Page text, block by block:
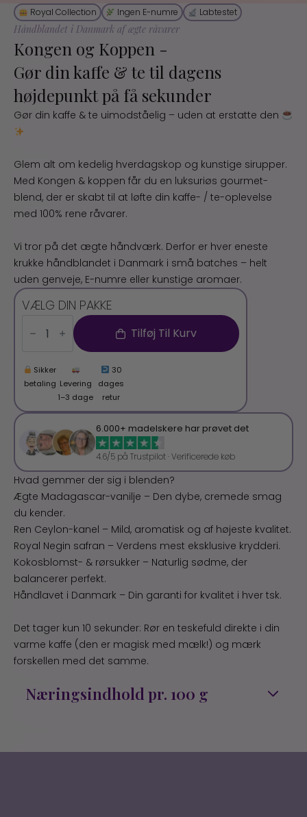
Royal Collection Ingen E-numre Labtestet
Håndblandet i Danmark af ægte råvarer
Kongen og Koppen -
Gør din kaffe & te til dagens
højdepunkt på få sekunder
Gør din kaffe & te uimodståelig – uden at erstatte den
Glem alt om kedelig hverdagskop og kunstige sirupper.
Med Kongen & koppen får du en luksuriøs gourmet-
blend, der er skabt til at løfte din kaffe- / te-oplevelse
med 100% rene råvarer.
Vi tror på det ægte håndværk. Derfor er hver eneste
krukke håndblandet i Danmark i små batches – helt
uden genveje, E-numre eller kunstige aromaer.
VÆLG DIN PAKKE
(hjemmelevering)
antal
Tilføj Til Kurv
Sikker
betaling Levering
1–3 dage
30
dages
retur
6.000+ madelskere har prøvet det
4.6/5 på Trustpilot · Verificerede køb
Hvad gemmer der sig i blenden?
Ægte Madagascar-vanilje – Den dybe, cremede smag
du kender.
Ren Ceylon-kanel – Mild, aromatisk og af højeste kvalitet.
Royal Negin safran – Verdens mest eksklusive krydderi.
Kokosblomst- & rørsukker – Naturlig sødme, der
balancerer perfekt.
Håndlavet i Danmark – Din garanti for kvalitet i hver tsk.
Det tager kun 10 sekunder: Rør en teskefuld direkte i din
varme kaffe (den er magisk med mælk!) og mærk
forskellen med det samme.
Næringsindhold pr. 100 g
Kulhydrat : 97 g